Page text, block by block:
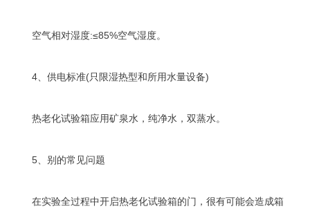
空气相对湿度:≤85%空气湿度。
4、供电标准(只限湿热型和所用水量设备)
热老化试验箱应用矿泉水，纯净水，双蒸水。
5、别的常见问题
在实验全过程中开启热老化试验箱的门，很有可能会造成箱